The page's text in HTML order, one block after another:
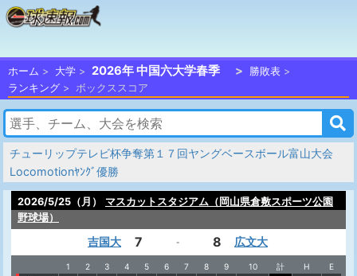
ホーム 大学 2026年 中国六大学春季
勝敗表
ランキング
ボックススコア
チューリップテレビ杯争奪第１７回ヤングベースボール富山大会
Locomotionﾔﾝｸﾞ優勝
2026/5/25（月）
マスカットスタジアム（岡山県倉敷スポーツ公園
野球場）
吉国大 7 - 8 広文大
1 2 3 4 5 6 7 8 9 10 計 H E